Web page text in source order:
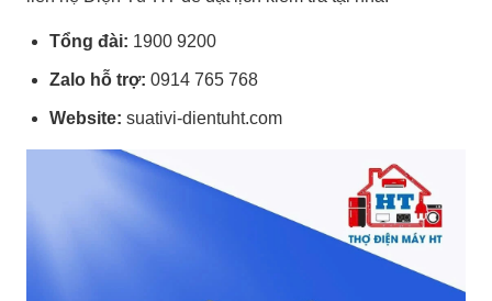
Tổng đài: 1900 9200
Zalo hỗ trợ: 0914 765 768
Website: suativi-dientuht.com